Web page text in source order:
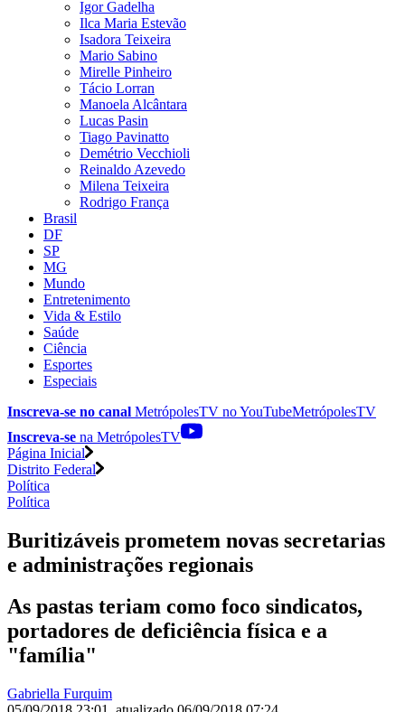
Igor Gadelha
Ilca Maria Estevão
Isadora Teixeira
Mario Sabino
Mirelle Pinheiro
Tácio Lorran
Manoela Alcântara
Lucas Pasin
Tiago Pavinatto
Demétrio Vecchioli
Reinaldo Azevedo
Milena Teixeira
Rodrigo França
Brasil
DF
SP
MG
Mundo
Entretenimento
Vida & Estilo
Saúde
Ciência
Esportes
Especiais
Inscreva-se no canal MetrópolesTV noYouTubeMetrópolesTV
Inscreva-se na MetrópolesTV
Página Inicial
Distrito Federal
Política
Política
Buritizáveis prometem novas secretarias
e administrações regionais
As pastas teriam como foco sindicatos,
portadores de deficiência física e a
"família"
Gabriella Furquim